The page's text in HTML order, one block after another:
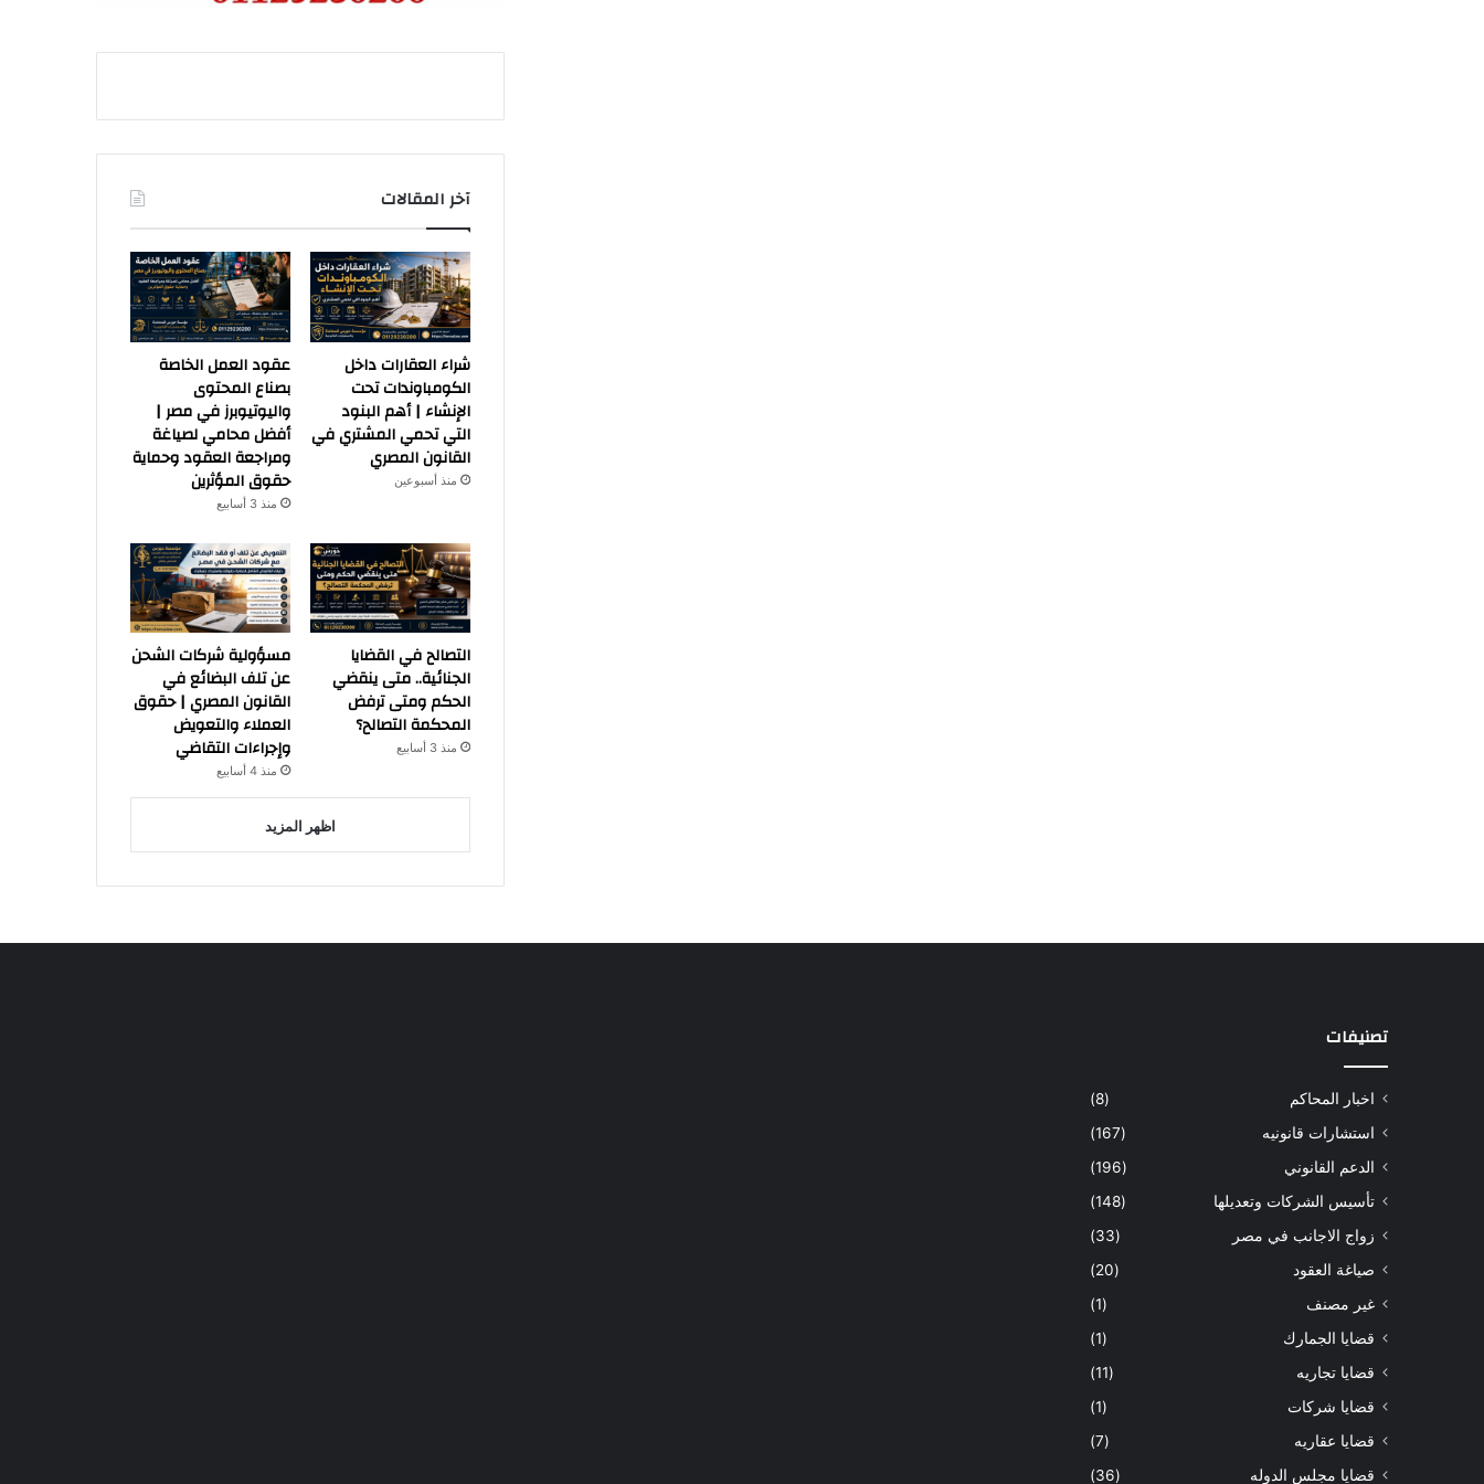
آخر المقالات
شراء العقارات داخل
الكومباوندات تحت
الإنشاء | أهم البنود
التي تحمي المشتري في
القانون المصري
منذ أسبوعين
عقود العمل الخاصة
بصناع المحتوى
واليوتيوبرز في مصر |
أفضل محامي لصياغة
ومراجعة العقود وحماية
حقوق المؤثرين
منذ 3 أسابيع
التصالح في القضايا
الجنائية.. متى ينقضي
الحكم ومتى ترفض
المحكمة التصالح؟
منذ 3 أسابيع
مسؤولية شركات الشحن
عن تلف البضائع في
القانون المصري | حقوق
العملاء والتعويض
وإجراءات التقاضي
منذ 4 أسابيع
اظهر المزيد
تصنيفات
اخبار المحاكم
(8)
استشارات قانونيه
(167)
الدعم القانوني
(196)
تأسيس الشركات وتعديلها
(148)
زواج الاجانب في مصر
(33)
صياغة العقود
(20)
غير مصنف
(1)
قضايا الجمارك
(1)
قضايا تجاريه
(11)
قضايا شركات
(1)
قضايا عقاريه
(7)
قضايا مجلس الدوله
(36)